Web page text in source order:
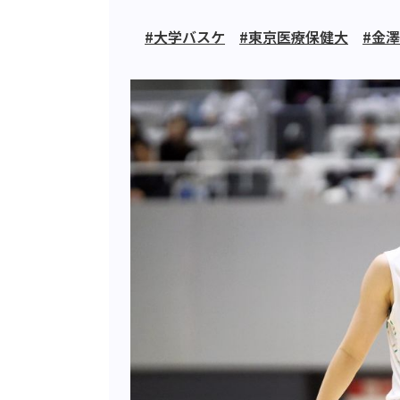
#大学バスケ #東京医療保健大 #金